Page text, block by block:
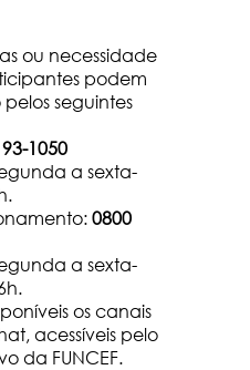
ou necessidade
podem
seguintes
1050
a sexta-
0800
a sexta-
os canais
acessíveis pelo
da FUNCEF.